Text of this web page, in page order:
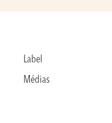
Label
Médias